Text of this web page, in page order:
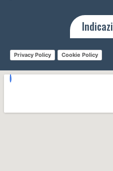
Privacy Policy Cookie Policy